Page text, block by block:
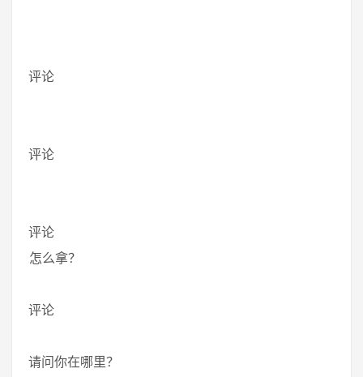
评论
评论
评论
怎么拿？
评论
请问你在哪里？